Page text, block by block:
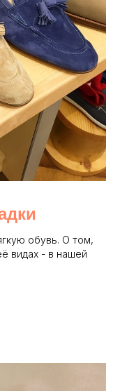
обувь. О том,
видах - в нашей